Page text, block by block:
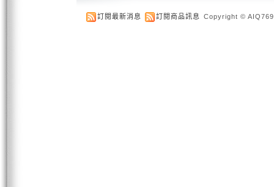
訂閱最新消息 訂閱商品訊息 Copyright ©